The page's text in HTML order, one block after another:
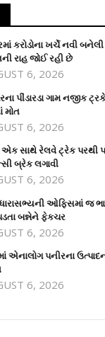
કરોડોના ખર્ચે નવી
રાહ જોઈ રહી છે
6, 2026
પીંડારડા ગામ નજીક
મોત
6, 2026
સાથે રેલવે ટ્રેક પરથી
બ્રેક લગાવી
6, 2026
ઓફિસમાં જ
બન્નેને ફેકચર
6, 2026
એનાલોગ પનીરના
6, 2026